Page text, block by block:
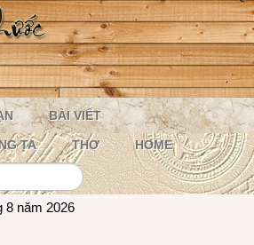
BÀI VIẾT
TA THƠ HOME
8 năm 2026